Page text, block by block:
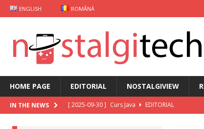
ENGLISH ROMÂNĂ
HOME PAGE EDITORIAL NOSTALGIVIEW
IN THE NEWS [ 2025-09-30 ] Curs Java
EDITORIAL